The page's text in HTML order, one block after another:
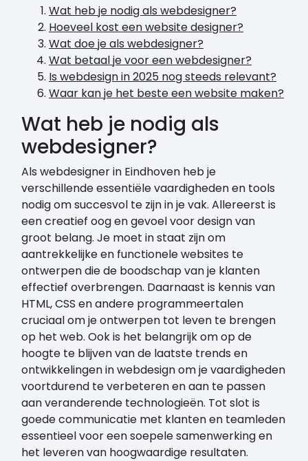
Wat heb je nodig als webdesigner?
Hoeveel kost een website designer?
Wat doe je als webdesigner?
Wat betaal je voor een webdesigner?
Is webdesign in 2025 nog steeds relevant?
Waar kan je het beste een website maken?
Wat heb je nodig als
webdesigner?
Als webdesigner in Eindhoven heb je
verschillende essentiële vaardigheden en tools
nodig om succesvol te zijn in je vak. Allereerst is
een creatief oog en gevoel voor design van
groot belang. Je moet in staat zijn om
aantrekkelijke en functionele websites te
ontwerpen die de boodschap van je klanten
effectief overbrengen. Daarnaast is kennis van
HTML, CSS en andere programmeertalen
cruciaal om je ontwerpen tot leven te brengen
op het web. Ook is het belangrijk om op de
hoogte te blijven van de laatste trends en
ontwikkelingen in webdesign om je vaardigheden
voortdurend te verbeteren en aan te passen
aan veranderende technologieën. Tot slot is
goede communicatie met klanten en teamleden
essentieel voor een soepele samenwerking en
het leveren van hoogwaardige resultaten.